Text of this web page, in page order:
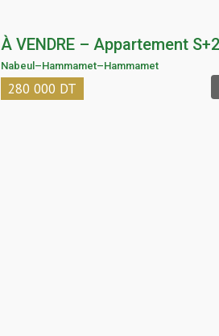
Nabeul –Hammamet–Hammamet
280 000 DT